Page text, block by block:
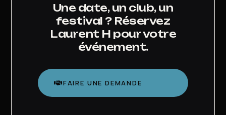
Une date, un club, un
festival ? Réservez
Laurent H pour votre
événement.
FAIRE UNE DEMANDE